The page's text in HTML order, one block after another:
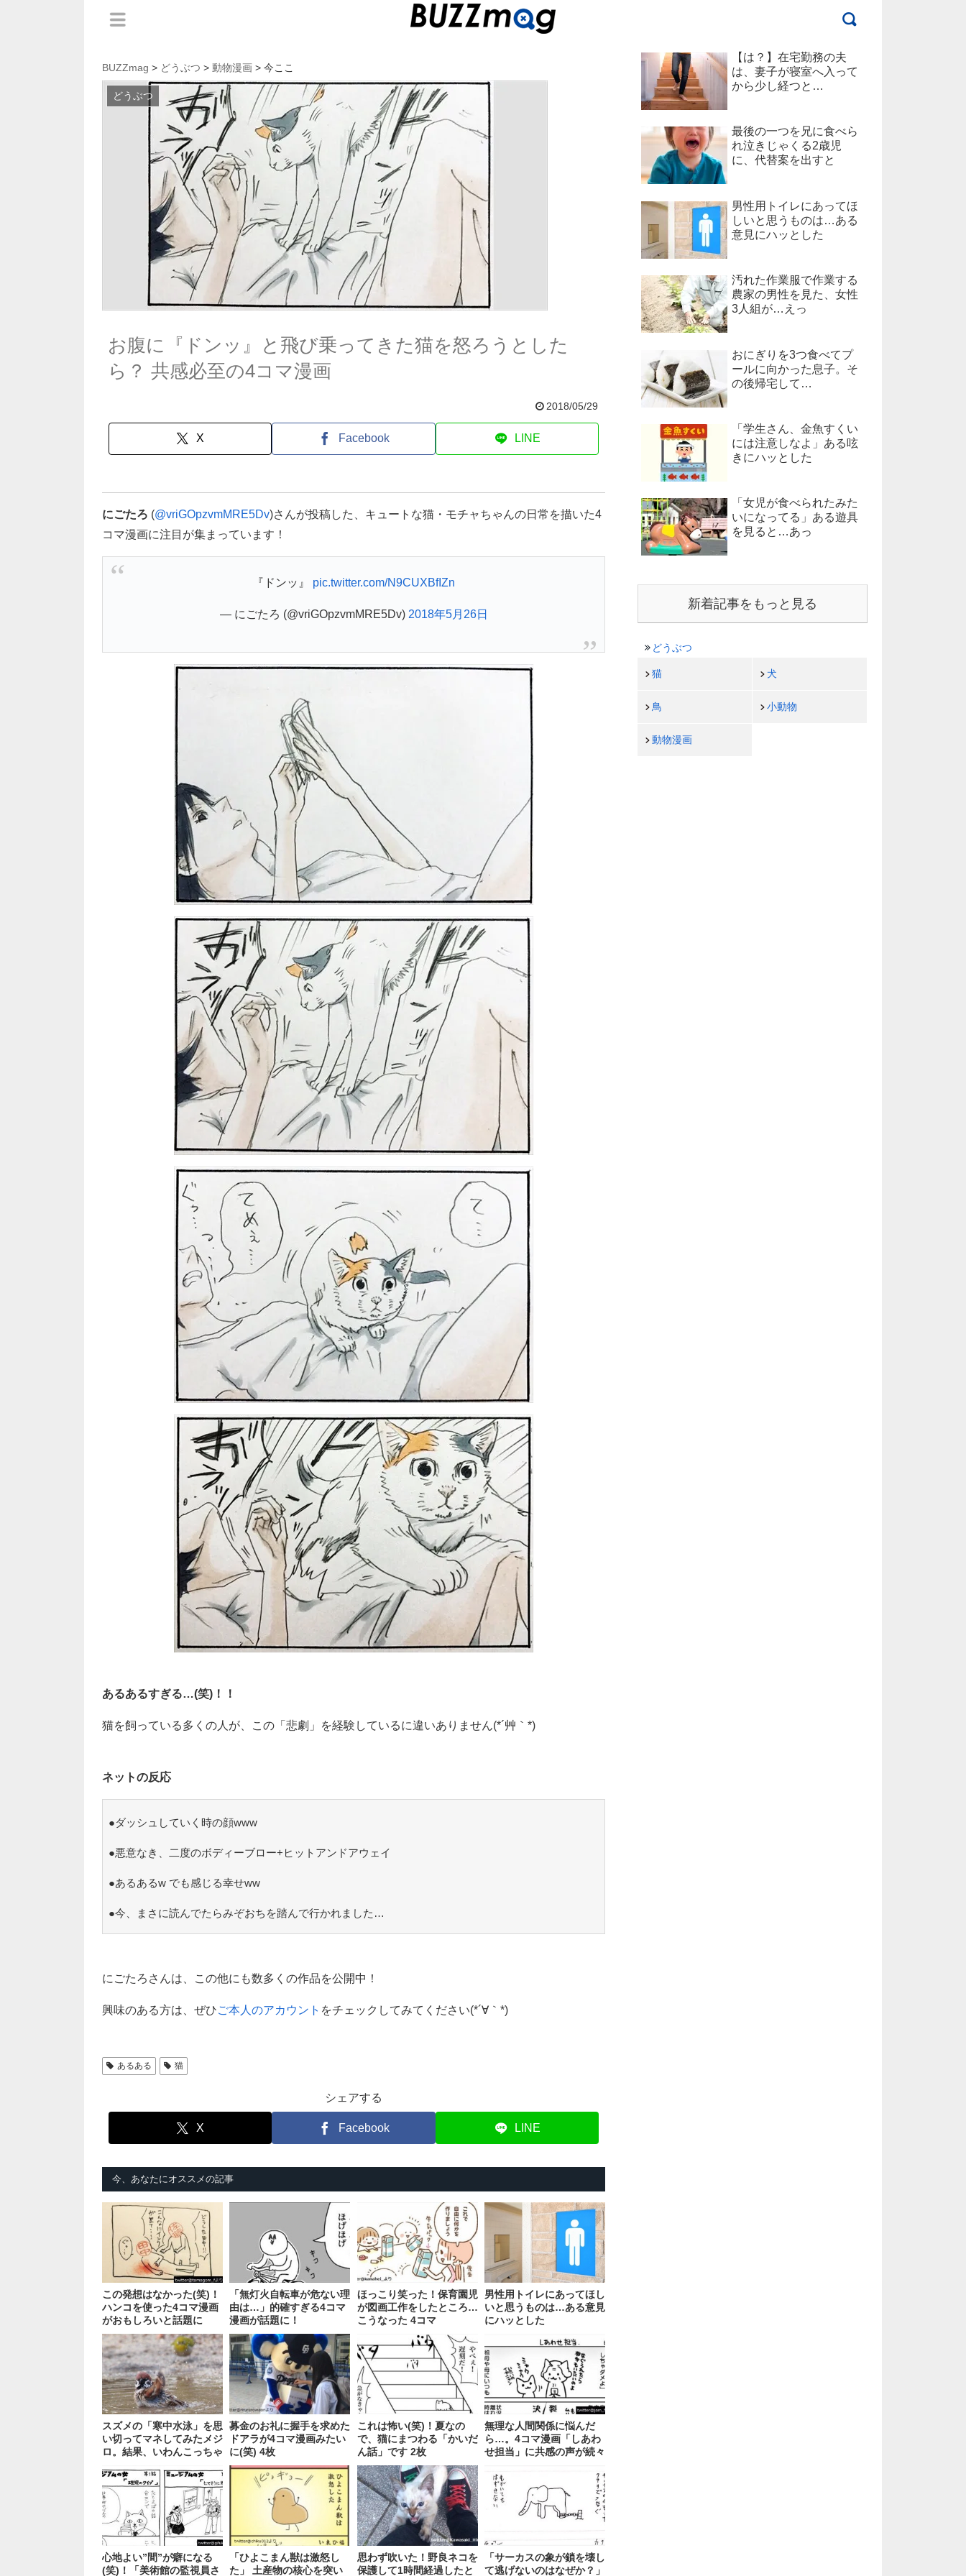
BUZZmag > どうぶつ > 動物漫画 > 今ここ
どうぶつ
お腹に『ドンッ』と飛び乗ってきた猫を怒ろうとした
ら？ 共感必至の4コマ漫画
2018/05/29
X Facebook LINE
にごたろ (@vriGOpzvmMRE5Dv)さんが投稿した、キュートな猫・モチャちゃんの日常を描いた4
コマ漫画に注目が集まっています！
『ドンッ』 pic.twitter.com/N9CUXBfIZn
— にごたろ (@vriGOpzvmMRE5Dv) 2018年5月26日
あるあるすぎる…(笑)！！
猫を飼っている多くの人が、この「悲劇」を経験しているに違いありません(*´艸｀*)
ネットの反応
●ダッシュしていく時の顔www
●悪意なき、二度のボディーブロー+ヒットアンドアウェイ
●あるあるw でも感じる幸せww
●今、まさに読んでたらみぞおちを踏んで行かれました…
にごたろさんは、この他にも数多くの作品を公開中！
興味のある方は、ぜひご本人のアカウント をチェックしてみてください(*´∀｀*)
あるある 猫
シェアする
X Facebook LINE
今、あなたにオススメの記事
この発想はなかった(笑)！
ハンコを使った4コマ漫画
がおもしろいと話題に
「無灯火自転車が危ない理
由は…」的確すぎる4コマ
漫画が話題に！
ほっこり笑った！保育園児
が図画工作をしたところ…
こうなった 4コマ
男性用トイレにあってほし
いと思うものは…ある意見
にハッとした
スズメの「寒中水泳」を思
い切ってマネしてみたメジ
ロ。結果、いわんこっちゃ
募金のお礼に握手を求めた
ドアラが4コマ漫画みたい
に(笑) 4枚
これは怖い(笑)！夏なの
で、猫にまつわる「かいだ
ん話」です 2枚
無理な人間関係に悩んだ
ら…。4コマ漫画「しあわ
せ担当」に共感の声が続々
心地よい”間”が癖になる
(笑)！「美術館の監視員さ
「ひよこまん獣は激怒し
た」 土産物の核心を突い
思わず吹いた！野良ネコを
保護して1時間経過したと
「サーカスの象が鎖を壊し
て逃げないのはなぜか？」
【は？】在宅勤務の夫
は、妻子が寝室へ入って
から少し経つと…
最後の一つを兄に食べら
れ泣きじゃくる2歳児
に、代替案を出すと
男性用トイレにあってほ
しいと思うものは…ある
意見にハッとした
汚れた作業服で作業する
農家の男性を見た、女性
3人組が…えっ
おにぎりを3つ食べてプ
ールに向かった息子。そ
の後帰宅して…
「学生さん、金魚すくい
には注意しなよ」ある呟
きにハッとした
「女児が食べられたみた
いになってる」ある遊具
を見ると…あっ
新着記事をもっと見る
どうぶつ
猫 犬
鳥 小動物
動物漫画